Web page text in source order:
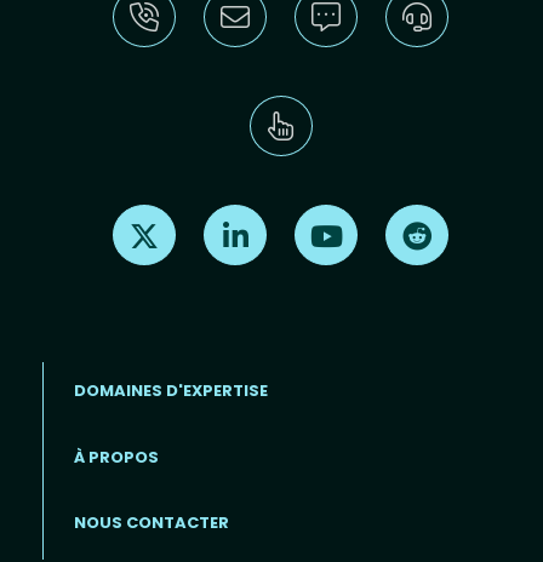
Find us on X Find us on LinkedInFind us on Youtube
DOMAINES D'EXPERTISE
À PROPOS
NOUS CONTACTER